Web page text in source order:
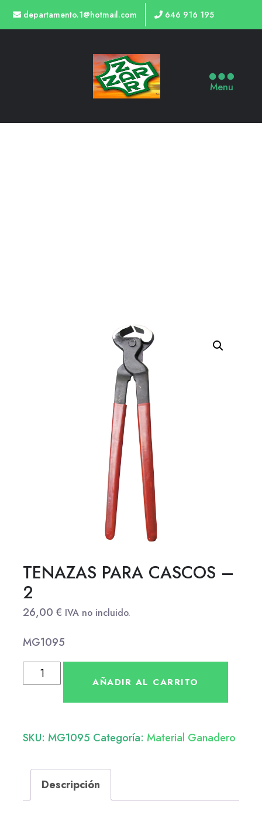
departamento.1@hotmail.com 646 916 195
Menu
TENAZAS PARA CASCOS –
2
26,00 € IVA no incluido.
MG1095
AÑADIR AL CARRITO
SKU: MG1095 Categoría: Material Ganadero
Descripción